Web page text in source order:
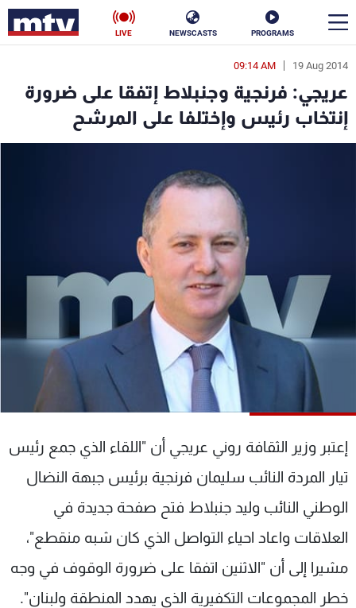
PROGRAMS
NEWSCASTS
LIVE
19 Aug 2014
09:14 AM
عريجي: فرنجية وجنبلاط إتفقا على ضرورة
إنتخاب رئيس وإختلفا على المرشح
إعتبر وزير الثقافة روني عريجي أن "اللقاء الذي جمع رئيس
تيار المردة النائب سليمان فرنجية برئيس جبهة النضال
الوطني النائب وليد جنبلاط فتح صفحة جديدة في
العلاقات واعاد احياء التواصل الذي كان شبه منقطع"،
مشيرا إلى أن "الاثنين اتفقا على ضرورة الوقوف في وجه
خطر المجموعات التكفيرية الذي يهدد المنطقة ولبنان".
en
الأخبار
سياسة ناس
فن
رياضة
البرامج
جدول البرامج
شاهد البرامج
الترددات
عن MTV
لاعلاناتكم
وظائف
شروط الإسـتخدام